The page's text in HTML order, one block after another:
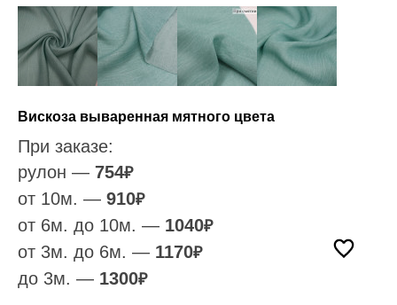
Вискоза вываренная мятного цвета
При заказе:
рулон — 754₽
от 10м. — 910₽
от 6м. до 10м. — 1040₽
от 3м. до 6м. — 1170₽
до 3м. — 1300₽